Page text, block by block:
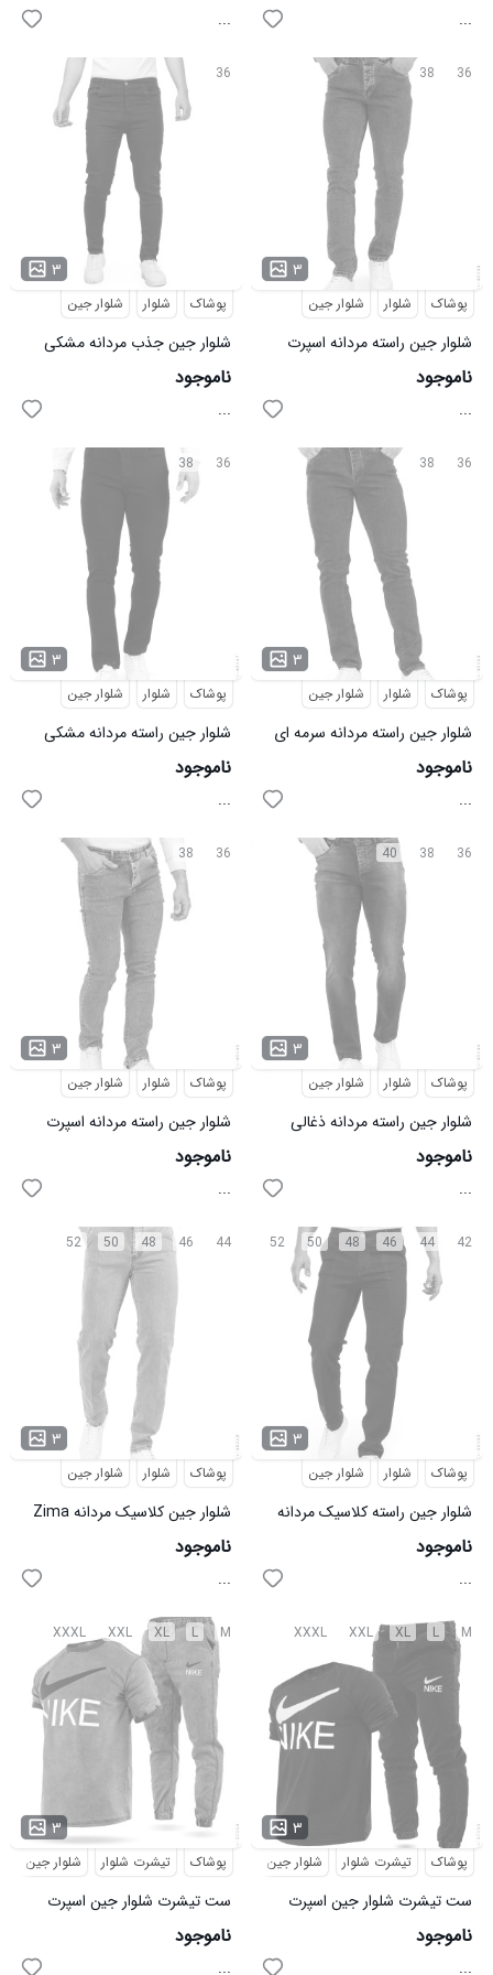
... ...
36
۳
پوشاک شلوار شلوار جین
شلوار جین جذب مردانه مشکی
اسپرت مدل 44849
ناموجود
...
36
38
۳
پوشاک شلوار شلوار جین
شلوار جین راسته مردانه اسپرت
Zima مدل 40148
ناموجود
...
36
38
۳
پوشاک شلوار شلوار جین
شلوار جین راسته مردانه مشکی
اسپرت Zima مدل 40147
ناموجود
...
36
38
۳
پوشاک شلوار شلوار جین
شلوار جین راسته مردانه سرمه ای
اسپرت Zima مدل 40146
ناموجود
...
36
38
۳
پوشاک شلوار شلوار جین
شلوار جین راسته مردانه اسپرت
Zima مدل 40145
ناموجود
...
36
38
40
۳
پوشاک شلوار شلوار جین
شلوار جین راسته مردانه ذغالی
اسپرت Zima مدل 40144
ناموجود
...
44
46
48
50
52
۳
پوشاک شلوار شلوار جین
شلوار جین کلاسیک مردانه Zima
مدل 39210
ناموجود
...
42
44
46
48
50
52
۳
پوشاک شلوار شلوار جین
شلوار جین راسته کلاسیک مردانه
Zima مدل 39160
ناموجود
...
M
L
XL
XXL
XXXL
۳
پوشاک تیشرت شلوار شلوار جین
ست تیشرت شلوار جین اسپرت
Nike مدل 37354
ناموجود
...
M
L
XL
XXL
XXXL
۳
پوشاک تیشرت شلوار شلوار جین
ست تیشرت شلوار جین اسپرت
Nike مدل 37353
ناموجود
...